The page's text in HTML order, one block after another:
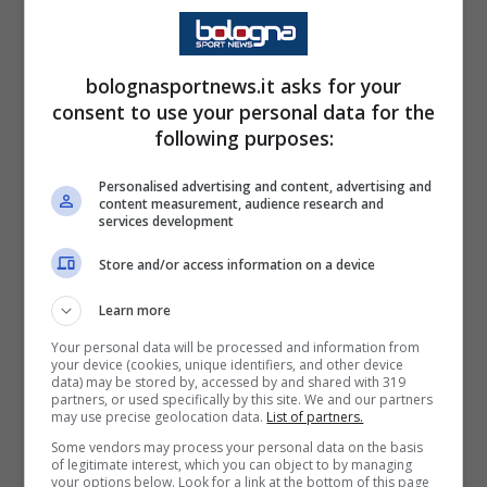
(193cm d’altezza). In stagione ha contribuito
a quasi un quarto dei gol della sua squadra,
niente male per un ventunenne.
Gironae la cantera Blancos,
Rodriguez ha debuttato nelReal Madridnel
2023, prima del prestito al
2024-25 e l’ultima fortunata stagione
talento conteso tra
Doppio passaporto, infatti, ed esperienze sia
con l’U18rojache con l’U20celeste.
Secondo ilResto del Carlino, è proprio lui la
bolognasportnews.it asks for your
consent to use your personal data for the
following purposes:
Personalised advertising and content, advertising and
content measurement, audience research and
services development
Store and/or access information on a device
Learn more
Your personal data will be processed and information from
your device (cookies, unique identifiers, and other device
data) may be stored by, accessed by and shared with 319
partners, or used specifically by this site. We and our partners
may use precise geolocation data. List of partners.
Some vendors may process your personal data on the basis
of legitimate interest, which you can object to by managing
your options below. Look for a link at the bottom of this page